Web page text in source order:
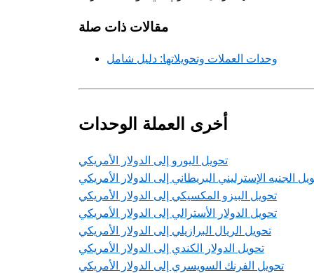
مقالات ذات صلة
وحدات العملات وتحويلاتها: دليل شامل
أخرى العملة الوحدات
تحويل اليورو إلى الدولار الأمريكي
الجنيه الإسترليني البريطاني إلى الدولار الأمريكي
تحويل البيزو المكسيكي إلى الدولار الأمريكي
تحويل الدولار الأسترالي إلى الدولار الأمريكي
تحويل الريال البرازيلي إلى الدولار الأمريكي
تحويل الدولار الكندي إلى الدولار الأمريكي
تحويل الفرنك السويسري إلى الدولار الأمريكي